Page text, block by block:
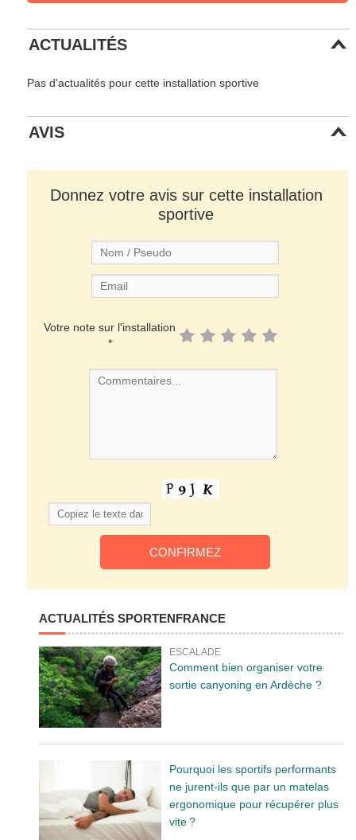
ACTUALITÉS
Pas d'actualités pour cette installation sportive
AVIS
Donnez votre avis sur cette installation
sportive
Votre note sur l'installation
*
ACTUALITÉS SPORTENFRANCE
ESCALADE
Comment bien organiser votre
sortie canyoning en Ardèche ?
Pourquoi les sportifs performants
ne jurent-ils que par un matelas
ergonomique pour récupérer plus
vite ?